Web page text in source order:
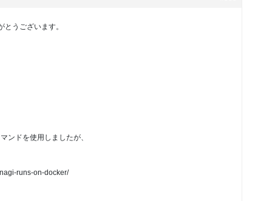
うございます。
ドを使用しましたが、
runs-on-docker/